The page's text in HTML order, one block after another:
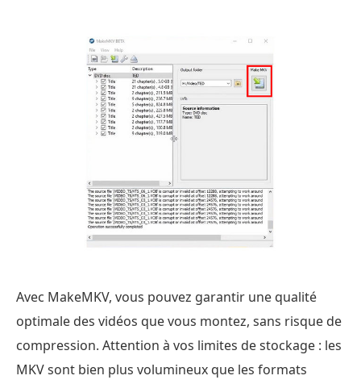
Avec MakeMKV, vous pouvez garantir une qualité
optimale des vidéos que vous montez, sans risque de
compression. Attention à vos limites de stockage : les
MKV sont bien plus volumineux que les formats